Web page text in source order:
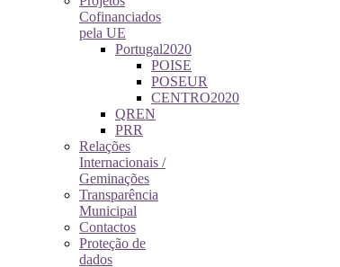
Cofinanciados
pela UE
Portugal2020
POISE
POSEUR
CENTRO2020
QREN
PRR
Relações
Internacionais /
Geminações
Transparência
Municipal
Contactos
Proteção de
dados